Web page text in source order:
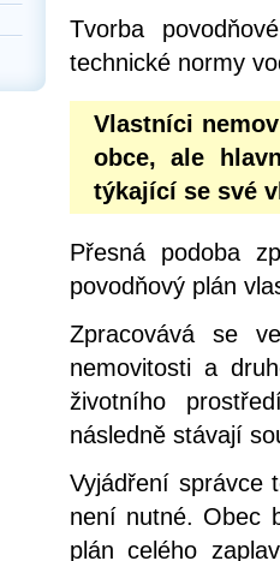
Tvorba
technické normy
Vlastníci
obce, ale
týkající se své
Přesná podoba
povodňový plán
Zpracovává se
nemovitosti a
životního
následně stávají
Vyjádření správce
není nutné. Obec
plán celého